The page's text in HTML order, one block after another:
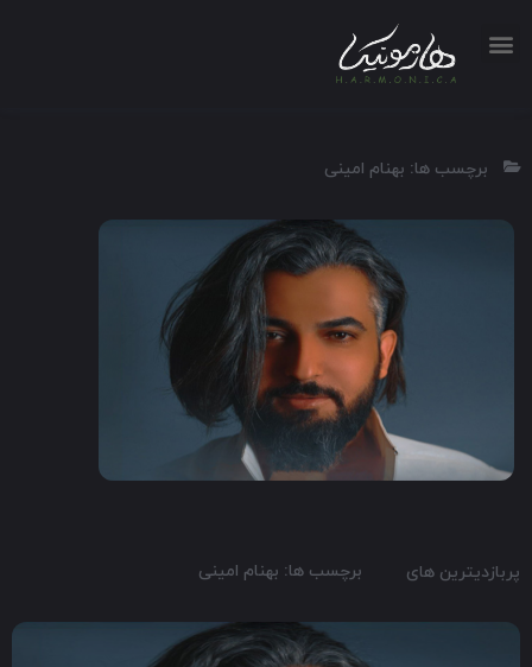
برچسب ها: بهنام امینی
پربازدیترین های برچسب ها: بهنام امینی